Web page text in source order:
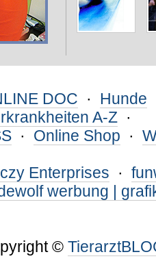
DOC · Hunde
A-Z ·
· Online Shop ·
Enterprises ·
werbung |
©